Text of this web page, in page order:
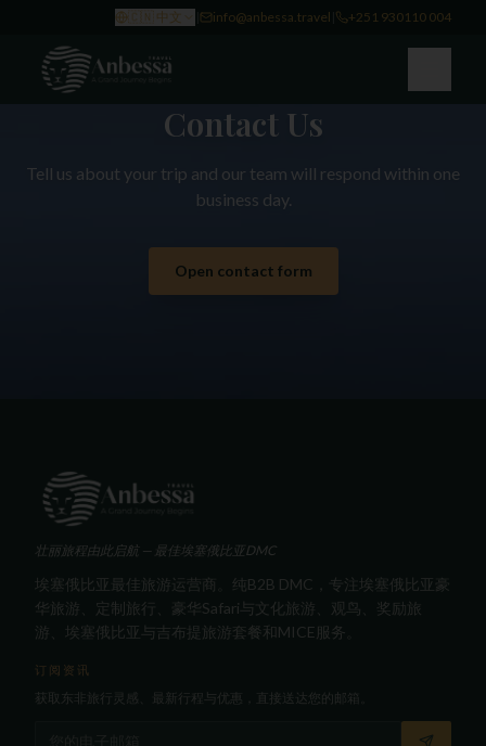
🇨🇳 中文 info@anbessa.travel +251 930110 004
Contact Us
Tell us about your trip and our team will respond within one
business day.
Open contact form
壮丽旅程由此启航 — 最佳埃塞俄比亚DMC
埃塞俄比亚最佳旅游运营商。纯B2B DMC，专注埃塞俄比亚豪
华旅游、定制旅行、豪华Safari与文化旅游、观鸟、奖励旅
游、埃塞俄比亚与吉布提旅游套餐和MICE服务。
订阅资讯
获取东非旅行灵感、最新行程与优惠，直接送达您的邮箱。